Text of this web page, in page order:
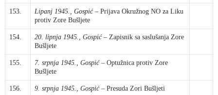
153. Lipanj 1945., Gospić – Prijava Okružnog NO za Liku
protiv Zore Bušljete
154. 20. lipnja 1945., Gospić – Zapisnik sa saslušanja Zore
Bušljete
155. 7. srpnja 1945., Gospić – Optužnica protiv Zore
Bušljete
156. 9. srpnja 1945., Gospić – Presuda Zori Bušljeti